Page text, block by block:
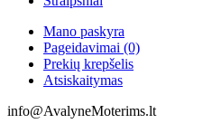
Mano paskyra
Pageidavimai (0)
Prekių krepšelis
Atsiskaitymas
info@AvalyneMoterims.lt